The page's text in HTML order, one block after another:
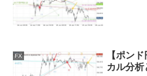
FX
【ポン
カル分析